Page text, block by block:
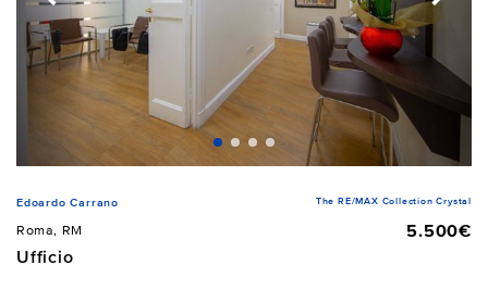
Edoardo Carrano The RE/MAX Collection Crystal
Roma, RM
5.500€
Ufficio